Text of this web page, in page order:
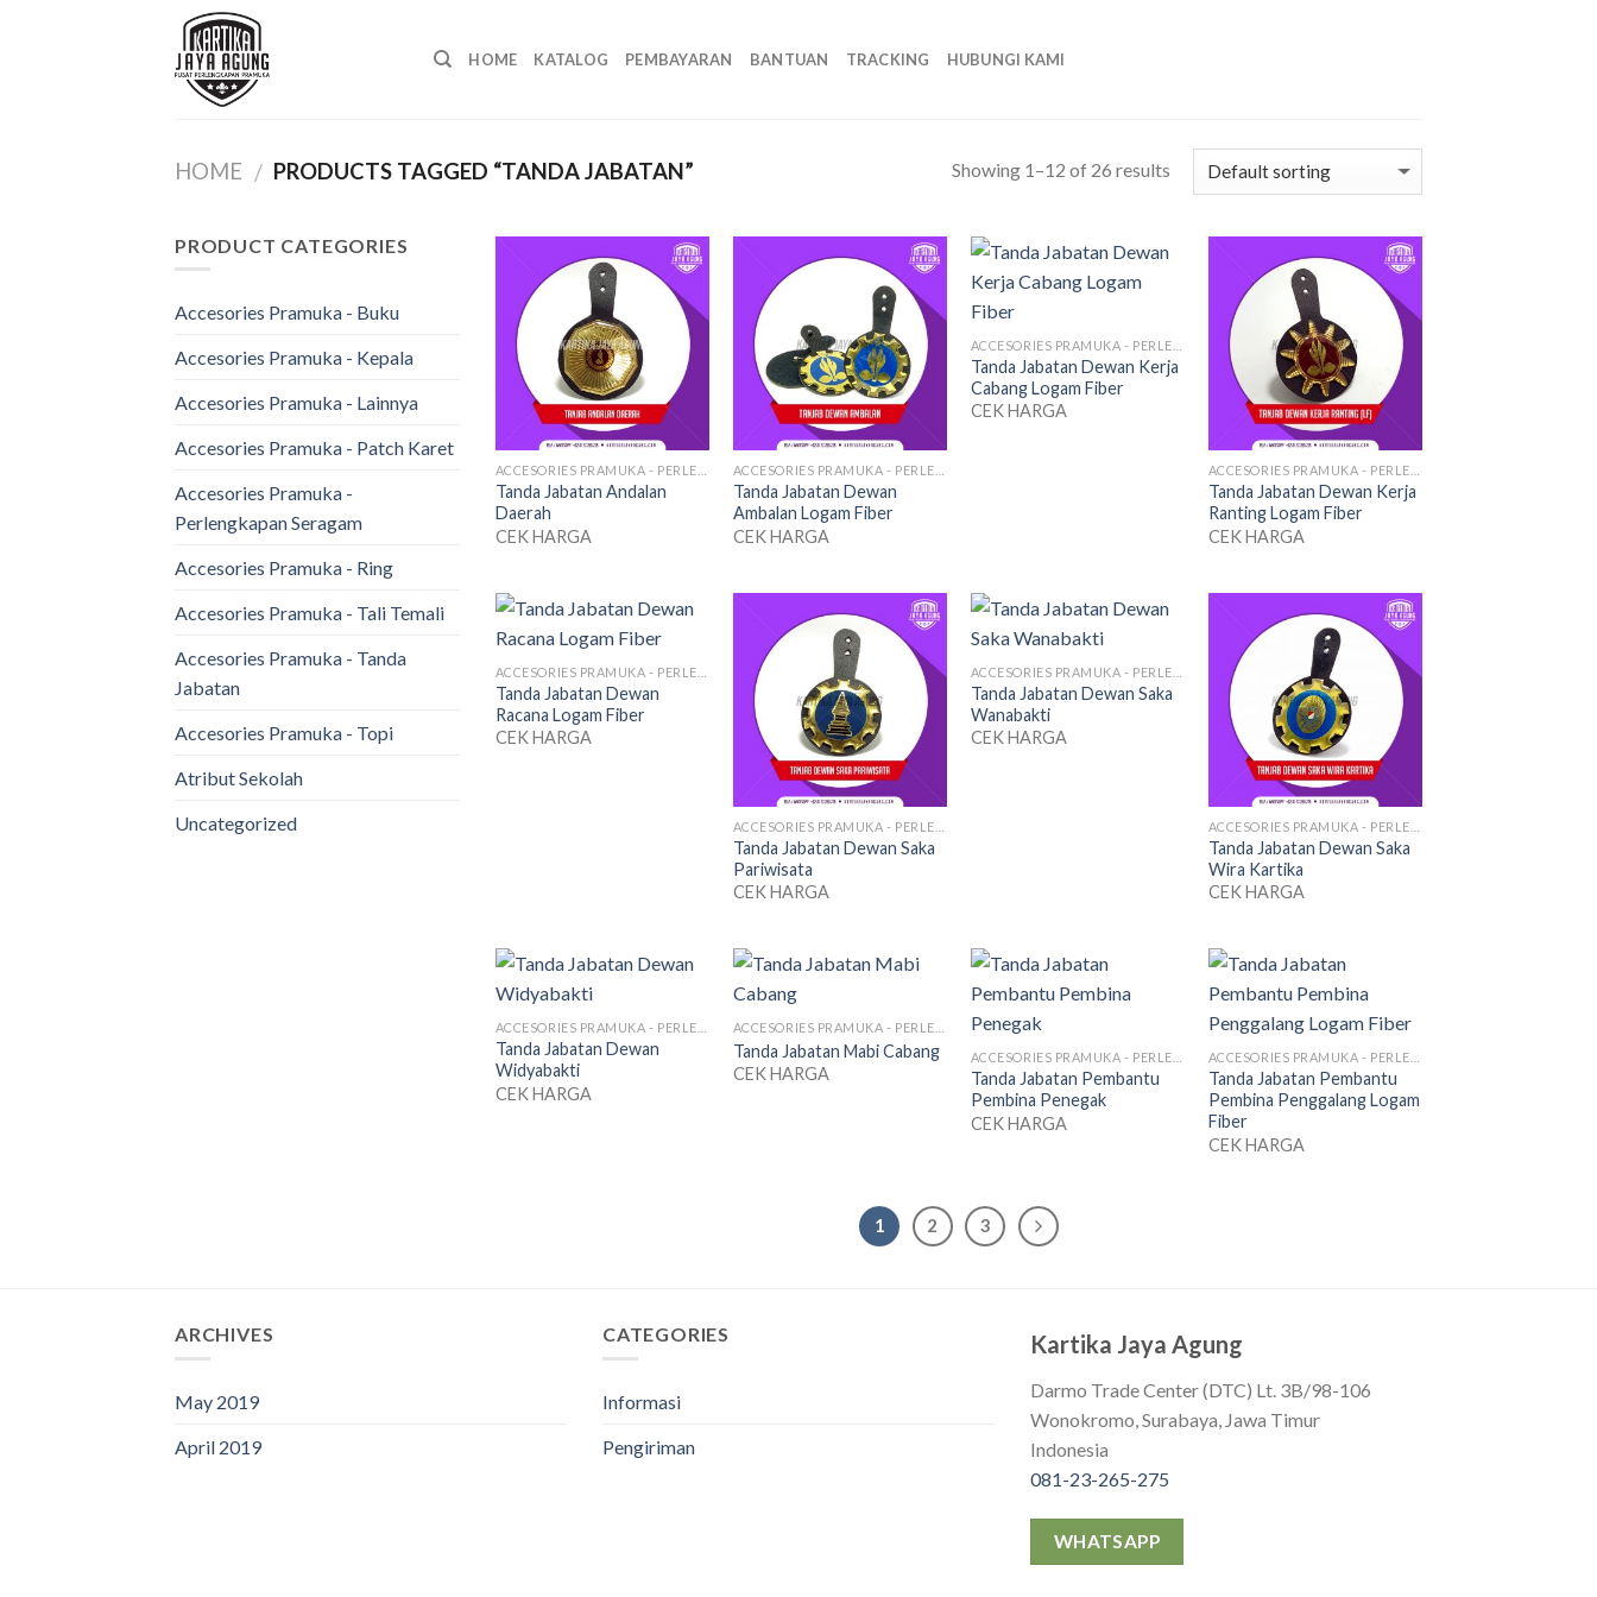
HOME KATALOG PEMBAYARAN BANTUAN TRACKING HUBUNGI KAMI
HOME / PRODUCTS TAGGED “TANDA JABATAN” Showing 1–12 of 26 results
PRODUCT CATEGORIES
Accesories Pramuka - Buku
Accesories Pramuka - Kepala
Accesories Pramuka - Lainnya
Accesories Pramuka - Patch Karet
Accesories Pramuka -
Perlengkapan Seragam
Accesories Pramuka - Ring
Accesories Pramuka - Tali Temali
Accesories Pramuka - Tanda
Jabatan
Accesories Pramuka - Topi
Atribut Sekolah
Uncategorized
Tanda Jabatan Andalan
Daerah
CEK HARGA
Tanda Jabatan Dewan
Ambalan Logam Fiber
CEK HARGA
Tanda Jabatan Dewan Kerja
Cabang Logam Fiber
CEK HARGA
Tanda Jabatan Dewan Kerja
Ranting Logam Fiber
CEK HARGA
Tanda Jabatan Dewan
Racana Logam Fiber
CEK HARGA
Tanda Jabatan Dewan Saka
Pariwisata
CEK HARGA
Tanda Jabatan Dewan Saka
Wanabakti
CEK HARGA
Tanda Jabatan Dewan Saka
Wira Kartika
CEK HARGA
Tanda Jabatan Dewan
Widyabakti
CEK HARGA
Tanda Jabatan Mabi Cabang
CEK HARGA
Tanda Jabatan Pembantu
Pembina Penegak
CEK HARGA
Tanda Jabatan Pembantu
Pembina Penggalang Logam
Fiber
CEK HARGA
1 2 3
ARCHIVES
May 2019
April 2019
CATEGORIES
Informasi
Pengiriman
Kartika Jaya Agung
Darmo Trade Center (DTC) Lt. 3B/98-106
Wonokromo, Surabaya, Jawa Timur
Indonesia
081-23-265-275
WHATSAPP